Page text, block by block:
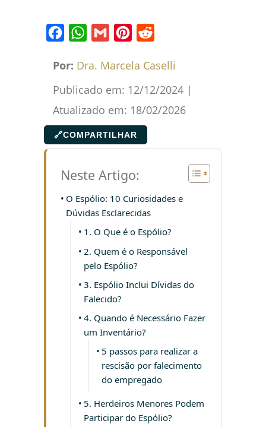
Por: Dra. Marcela Caselli
Publicado em: 12/12/2024 |
Atualizado em: 18/02/2026
🔗COMPARTILHAR
Neste Artigo:
O Espólio: 10 Curiosidades e
Dúvidas Esclarecidas
1. O Que é o Espólio?
2. Quem é o Responsável
pelo Espólio?
3. Espólio Inclui Dívidas do
Falecido?
4. Quando é Necessário Fazer
um Inventário?
5 passos para realizar a
rescisão por falecimento
do empregado
5. Herdeiros Menores Podem
Participar do Espólio?